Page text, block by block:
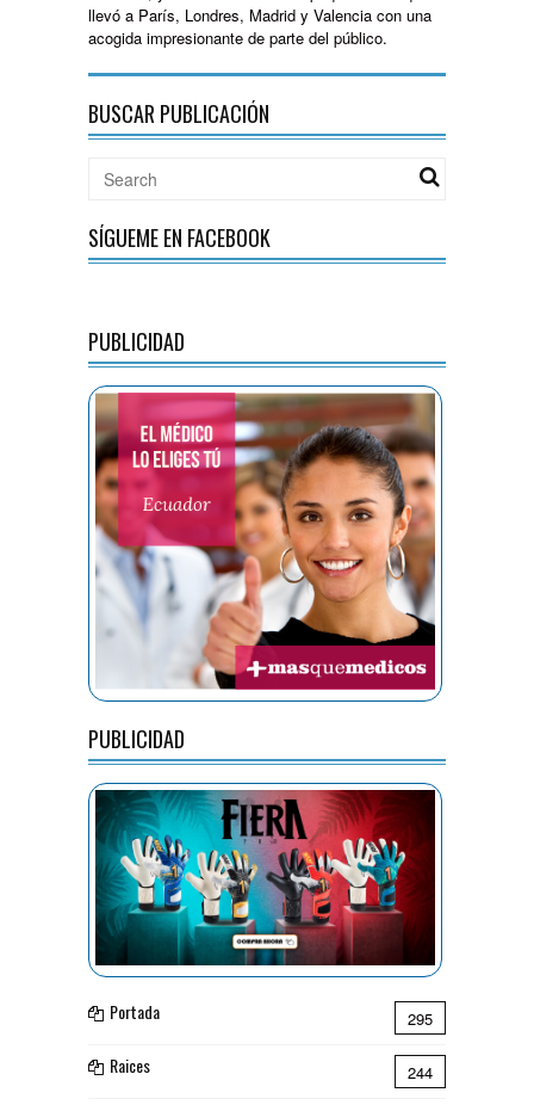
llevó a París, Londres, Madrid y Valencia con una
acogida impresionante de parte del público.
BUSCAR PUBLICACIÓN
SÍGUEME EN FACEBOOK
PUBLICIDAD
PUBLICIDAD
Portada 295
Raices 244